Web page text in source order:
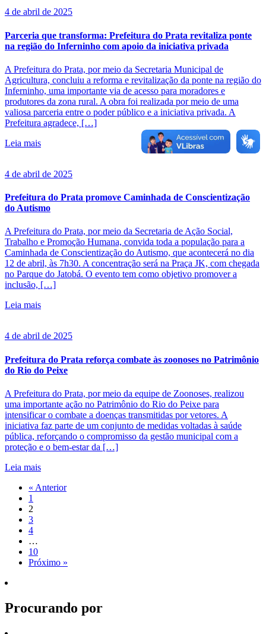
4 de abril de 2025
Parceria que transforma: Prefeitura do Prata revitaliza ponte
na região do Inferninho com apoio da iniciativa privada
A Prefeitura do Prata, por meio da Secretaria Municipal de
Agricultura, concluiu a reforma e revitalização da ponte na região do
Inferninho, uma importante via de acesso para moradores e
produtores da zona rural. A obra foi realizada por meio de uma
valiosa parceria entre o poder público e a iniciativa privada. A
Prefeitura agradece, […]
Leia mais
4 de abril de 2025
Prefeitura do Prata promove Caminhada de Conscientização
do Autismo
A Prefeitura do Prata, por meio da Secretaria de Ação Social,
Trabalho e Promoção Humana, convida toda a população para a
Caminhada de Conscientização do Autismo, que acontecerá no dia
12 de abril, às 7h30. A concentração será na Praça JK, com chegada
no Parque do Jatobá. O evento tem como objetivo promover a
inclusão, […]
Leia mais
4 de abril de 2025
Prefeitura do Prata reforça combate às zoonoses no Patrimônio
do Rio do Peixe
A Prefeitura do Prata, por meio da equipe de Zoonoses, realizou
uma importante ação no Patrimônio do Rio do Peixe para
intensificar o combate a doenças transmitidas por vetores. A
iniciativa faz parte de um conjunto de medidas voltadas à saúde
pública, reforçando o compromisso da gestão municipal com a
proteção e o bem-estar da […]
Leia mais
« Anterior
1
2
3
4
…
10
Próximo »
Procurando por